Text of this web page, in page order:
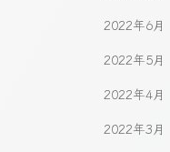
2022年6月
2022年5月
2022年4月
2022年3月